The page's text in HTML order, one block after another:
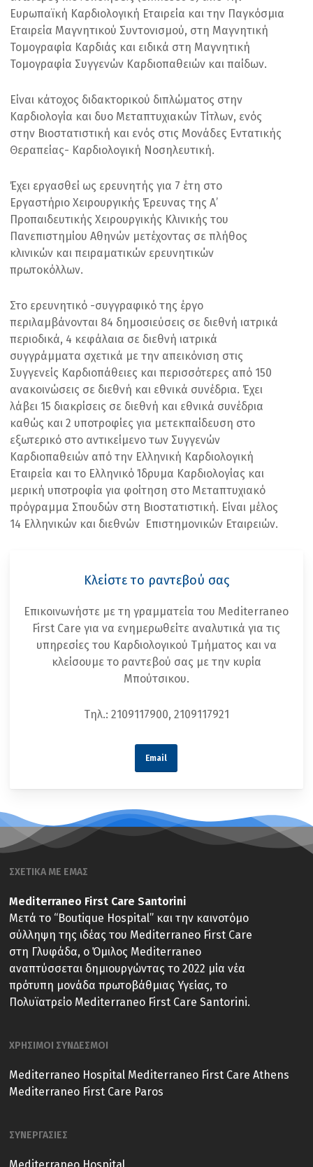
Ευρωπαϊκή Καρδιολογική Εταιρεία και την Παγκόσμια
Εταιρεία Μαγνητικού Συντονισμού, στη Μαγνητική
Τομογραφία Καρδιάς και ειδικά στη Μαγνητική
Τομογραφία Συγγενών Καρδιοπαθειών και παίδων.
Είναι κάτοχος διδακτορικού διπλώματος στην
Καρδιολογία και δυο Μεταπτυχιακών Τίτλων, ενός
στην Βιοστατιστική και ενός στις Μονάδες Εντατικής
Θεραπείας- Καρδιολογική Νοσηλευτική.
Έχει εργασθεί ως ερευνητής για 7 έτη στο
Εργαστήριο Χειρουργικής Έρευνας της Α’
Προπαιδευτικής Χειρουργικής Κλινικής του
Πανεπιστημίου Αθηνών μετέχοντας σε πλήθος
κλινικών και πειραματικών ερευνητικών
πρωτοκόλλων.
Στο ερευνητικό -συγγραφικό της έργο
περιλαμβάνονται 84 δημοσιεύσεις σε διεθνή ιατρικά
περιοδικά, 4 κεφάλαια σε διεθνή ιατρικά
συγγράμματα σχετικά με την απεικόνιση στις
Συγγενείς Καρδιοπάθειες και περισσότερες από 150
ανακοινώσεις σε διεθνή και εθνικά συνέδρια. Έχει
λάβει 15 διακρίσεις σε διεθνή και εθνικά συνέδρια
καθώς και 2 υποτροφίες για μετεκπαίδευση στο
εξωτερικό στο αντικείμενο των Συγγενών
Καρδιοπαθειών από την Ελληνική Καρδιολογική
Εταιρεία και το Ελληνικό Ίδρυμα Καρδιολογίας και
μερική υποτροφία για φοίτηση στο Μεταπτυχιακό
πρόγραμμα Σπουδών στη Βιοστατιστική. Είναι μέλος
14 Ελληνικών και διεθνών Επιστημονικών Εταιρειών.
Κλείστε το ραντεβού σας
Επικοινωνήστε με τη γραμματεία του Mediterraneo
First Care για να ενημερωθείτε αναλυτικά για τις
υπηρεσίες του Καρδιολογικού Τμήματος και να
κλείσουμε το ραντεβού σας με την κυρία
Μπούτσικου.
Τηλ.: 2109117900, 2109117921
Email
ΣΧΕΤΙΚΑ ΜΕ ΕΜΑΣ
Mediterraneo First Care Santorini
Μετά το “Boutique Hospital” και την καινοτόμο
σύλληψη της ιδέας του Mediterraneo First Care
στη Γλυφάδα, ο Όμιλος Mediterraneo
αναπτύσσεται δημιουργώντας το 2022 μία νέα
πρότυπη μονάδα πρωτοβάθμιας Υγείας, το
Πολυϊατρείο Mediterraneo First Care Santorini.
ΧΡΗΣΙΜΟΙ ΣΥΝΔΕΣΜΟΙ
Mediterraneo Hospital Mediterraneo First Care Athens
Mediterraneo First Care Paros
ΣΥΝΕΡΓΑΣΙΕΣ